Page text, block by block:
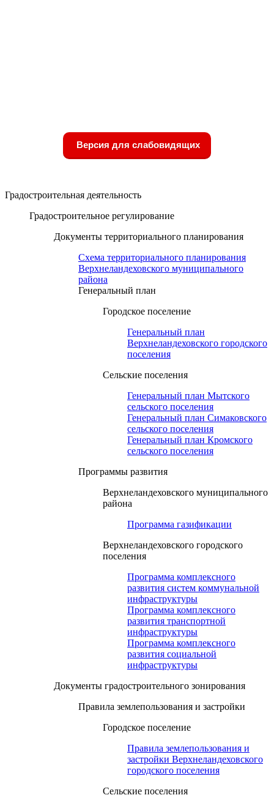
Версия для слабовидящих
Градостроительная деятельность
Градостроительное регулирование
Документы территориального планирования
Схема территориального планирования
Верхнеландеховского муниципального
района
Генеральный план
Городское поселение
Генеральный план
Верхнеландеховского городского
поселения
Сельские поселения
Генеральный план Мытского
сельского поселения
Генеральный план Симаковского
сельского поселения
Генеральный план Кромского
сельского поселения
Программы развития
Верхнеландеховского муниципального
района
Программа газификации
Верхнеландеховского городского
поселения
Программа комплексного
развития систем коммунальной
инфраструктуры
Программа комплексного
развития транспортной
инфраструктуры
Программа комплексного
развития социальной
инфраструктуры
Документы градостроительного зонирования
Правила землепользования и застройки
Городское поселение
Правила землепользования и
застройки Верхнеландеховского
городского поселения
Сельские поселения